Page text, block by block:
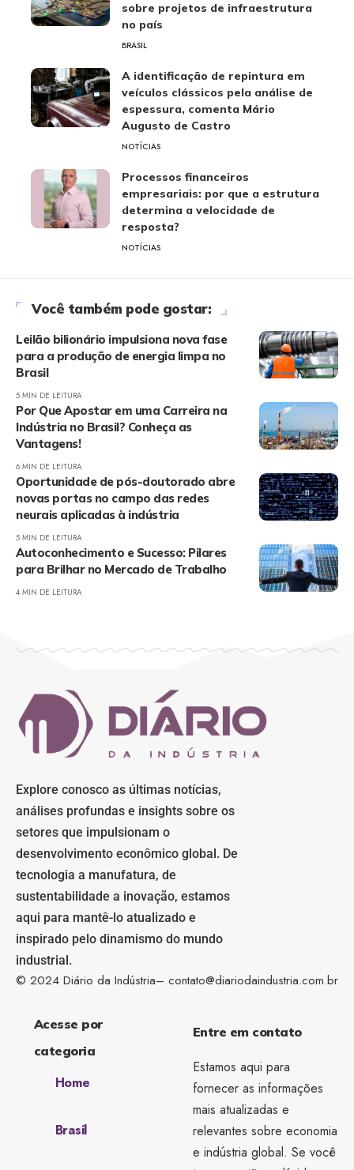
sobre projetos de infraestrutura
no país
BRASIL
A identificação de repintura em
veículos clássicos pela análise de
espessura, comenta Mário
Augusto de Castro
NOTÍCIAS
Processos financeiros
empresariais: por que a estrutura
determina a velocidade de
resposta?
NOTÍCIAS
Você também pode gostar:
Leilão bilionário impulsiona nova fase
para a produção de energia limpa no
Brasil
5 MIN DE LEITURA
Por Que Apostar em uma Carreira na
Indústria no Brasil? Conheça as
Vantagens!
6 MIN DE LEITURA
Oportunidade de pós-doutorado abre
novas portas no campo das redes
neurais aplicadas à indústria
5 MIN DE LEITURA
Autoconhecimento e Sucesso: Pilares
para Brilhar no Mercado de Trabalho
4 MIN DE LEITURA
Explore conosco as últimas notícias,
análises profundas e insights sobre os
setores que impulsionam o
desenvolvimento econômico global. De
tecnologia a manufatura, de
sustentabilidade a inovação, estamos
aqui para mantê-lo atualizado e
inspirado pelo dinamismo do mundo
industrial.
© 2024 Diário da Indústria– contato@diariodaindustria.com.br
Acesse por
categoria
Home
Brasil
Entre em contato
Estamos aqui para
fornecer as informações
mais atualizadas e
relevantes sobre economia
e indústria global. Se você